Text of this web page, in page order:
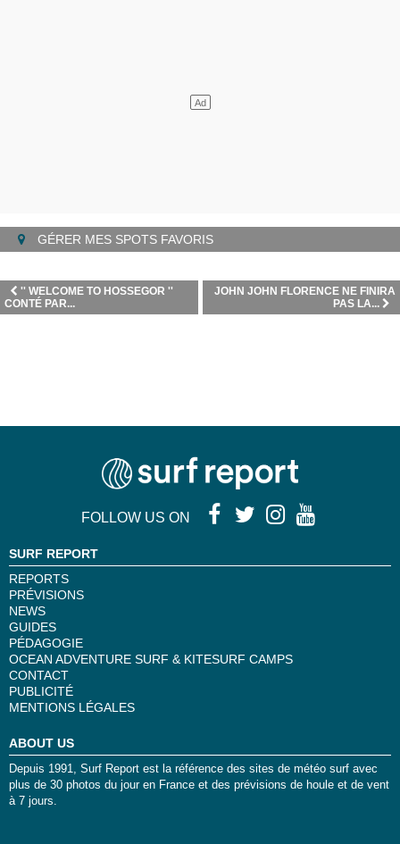
GÉRER MES SPOTS FAVORIS
JOHN JOHN FLORENCE NE FINIRA
PAS LA...
'' WELCOME TO HOSSEGOR ''
CONTÉ PAR...
FOLLOW US ON
SURF REPORT
REPORTS
PRÉVISIONS
NEWS
GUIDES
PÉDAGOGIE
OCEAN ADVENTURE SURF & KITESURF CAMPS
CONTACT
PUBLICITÉ
MENTIONS LÉGALES
ABOUT US
Depuis 1991, Surf Report est la référence des sites de météo surf avec
plus de 30 photos du jour en France et des prévisions de houle et de vent
à 7 jours.